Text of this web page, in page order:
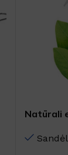
Natūrali